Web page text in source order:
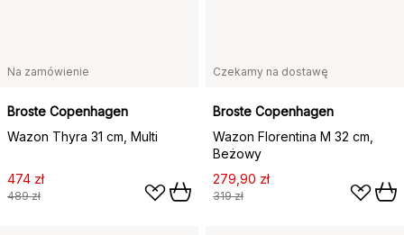
Na zamówienie
Broste Copenhagen
Wazon Thyra 31 cm, Multi
474 zł
489 zł
Czekamy na dostawę
Broste Copenhagen
Wazon Florentina M 32 cm,
Beżowy
279,90 zł
319 zł